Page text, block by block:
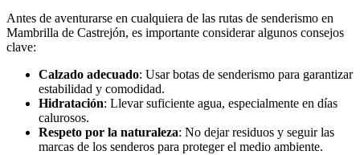
Antes de aventurarse en cualquiera de las rutas de senderismo en
Mambrilla de Castrejón, es importante considerar algunos consejos
clave:
Calzado adecuado: Usar botas de senderismo para garantizar
estabilidad y comodidad.
Hidratación: Llevar suficiente agua, especialmente en días
calurosos.
Respeto por la naturaleza: No dejar residuos y seguir las
marcas de los senderos para proteger el medio ambiente.